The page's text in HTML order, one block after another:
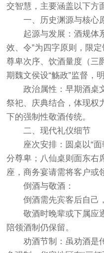
交智慧，主要涵盖以下方
一、历史渊源与核心
起源与发展‌：酒规体系
效、令”为四字原则，限
尊卑次序、饮酒量度（三
期魏文侯设“觞政”监督，
政治属性‌：早期酒桌
祭祀、庆典结合，体现权
下的强制性敬酒传统。
二、现代礼仪细节
座次安排‌： 圆桌以“
分尊卑；八仙桌则面东右
座，商务宴请需将客户或
倒酒与敬酒‌：
倒酒需先宾客后自己，
敬酒时晚辈或下属应
陪领酒制仍保留。
劝酒节制‌：虽劝酒是